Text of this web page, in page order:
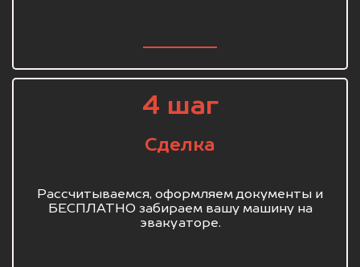
4 шаг
Сделка
Рассчитываемся, оформляем документы и
БЕСПЛАТНО забираем вашу машину на
эвакуаторе.